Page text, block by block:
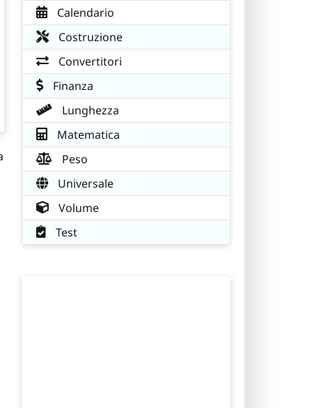
Calendario
Costruzione
Convertitori
Finanza
Lunghezza
Matematica
Peso
Universale
Volume
Test